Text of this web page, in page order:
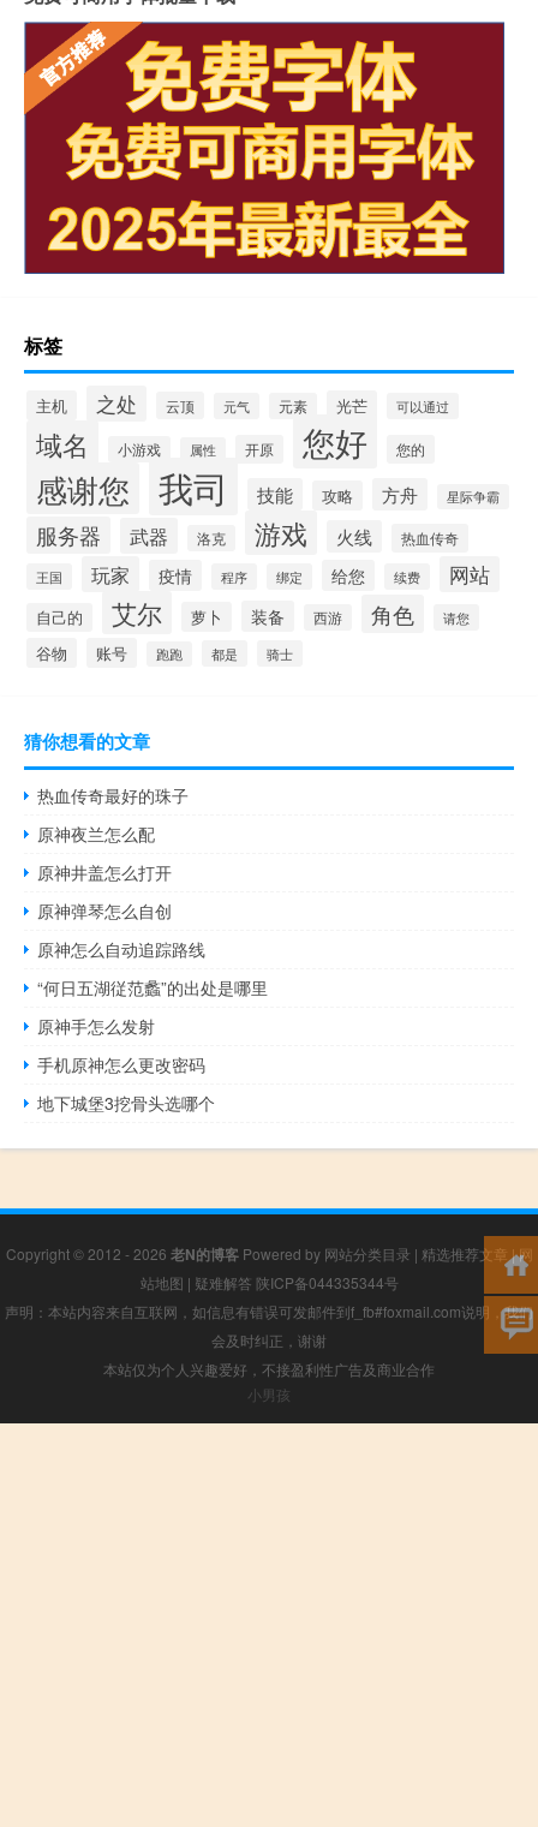
标签
主机 之处 云顶 元气 元素 光芒 可以通过
域名 小游戏 属性 开原 您好 您的
感谢您 我司 技能 攻略 方舟 星际争霸
服务器 武器 洛克 游戏 火线 热血传奇
王国 玩家 疫情 程序 绑定 给您 续费 网站
自己的 艾尔 萝卜 装备 西游 角色 请您
谷物 账号 跑跑 都是 骑士
猜你想看的文章
热血传奇最好的珠子
原神夜兰怎么配
原神井盖怎么打开
原神弹琴怎么自创
原神怎么自动追踪路线
“何日五湖従范蠡”的出处是哪里
原神手怎么发射
手机原神怎么更改密码
地下城堡3挖骨头选哪个
Copyright © 2012 - 2026 老N的博客Powered by 网站分类目录 | 精选推荐文章 |网
站地图 | 疑难解答 陕ICP备044335344号
声明：本站内容来自互联网，如信息有错误可发邮件到f_fb#foxmail.com说明，我们
会及时纠正，谢谢
本站仅为个人兴趣爱好，不接盈利性广告及商业合作
小男孩